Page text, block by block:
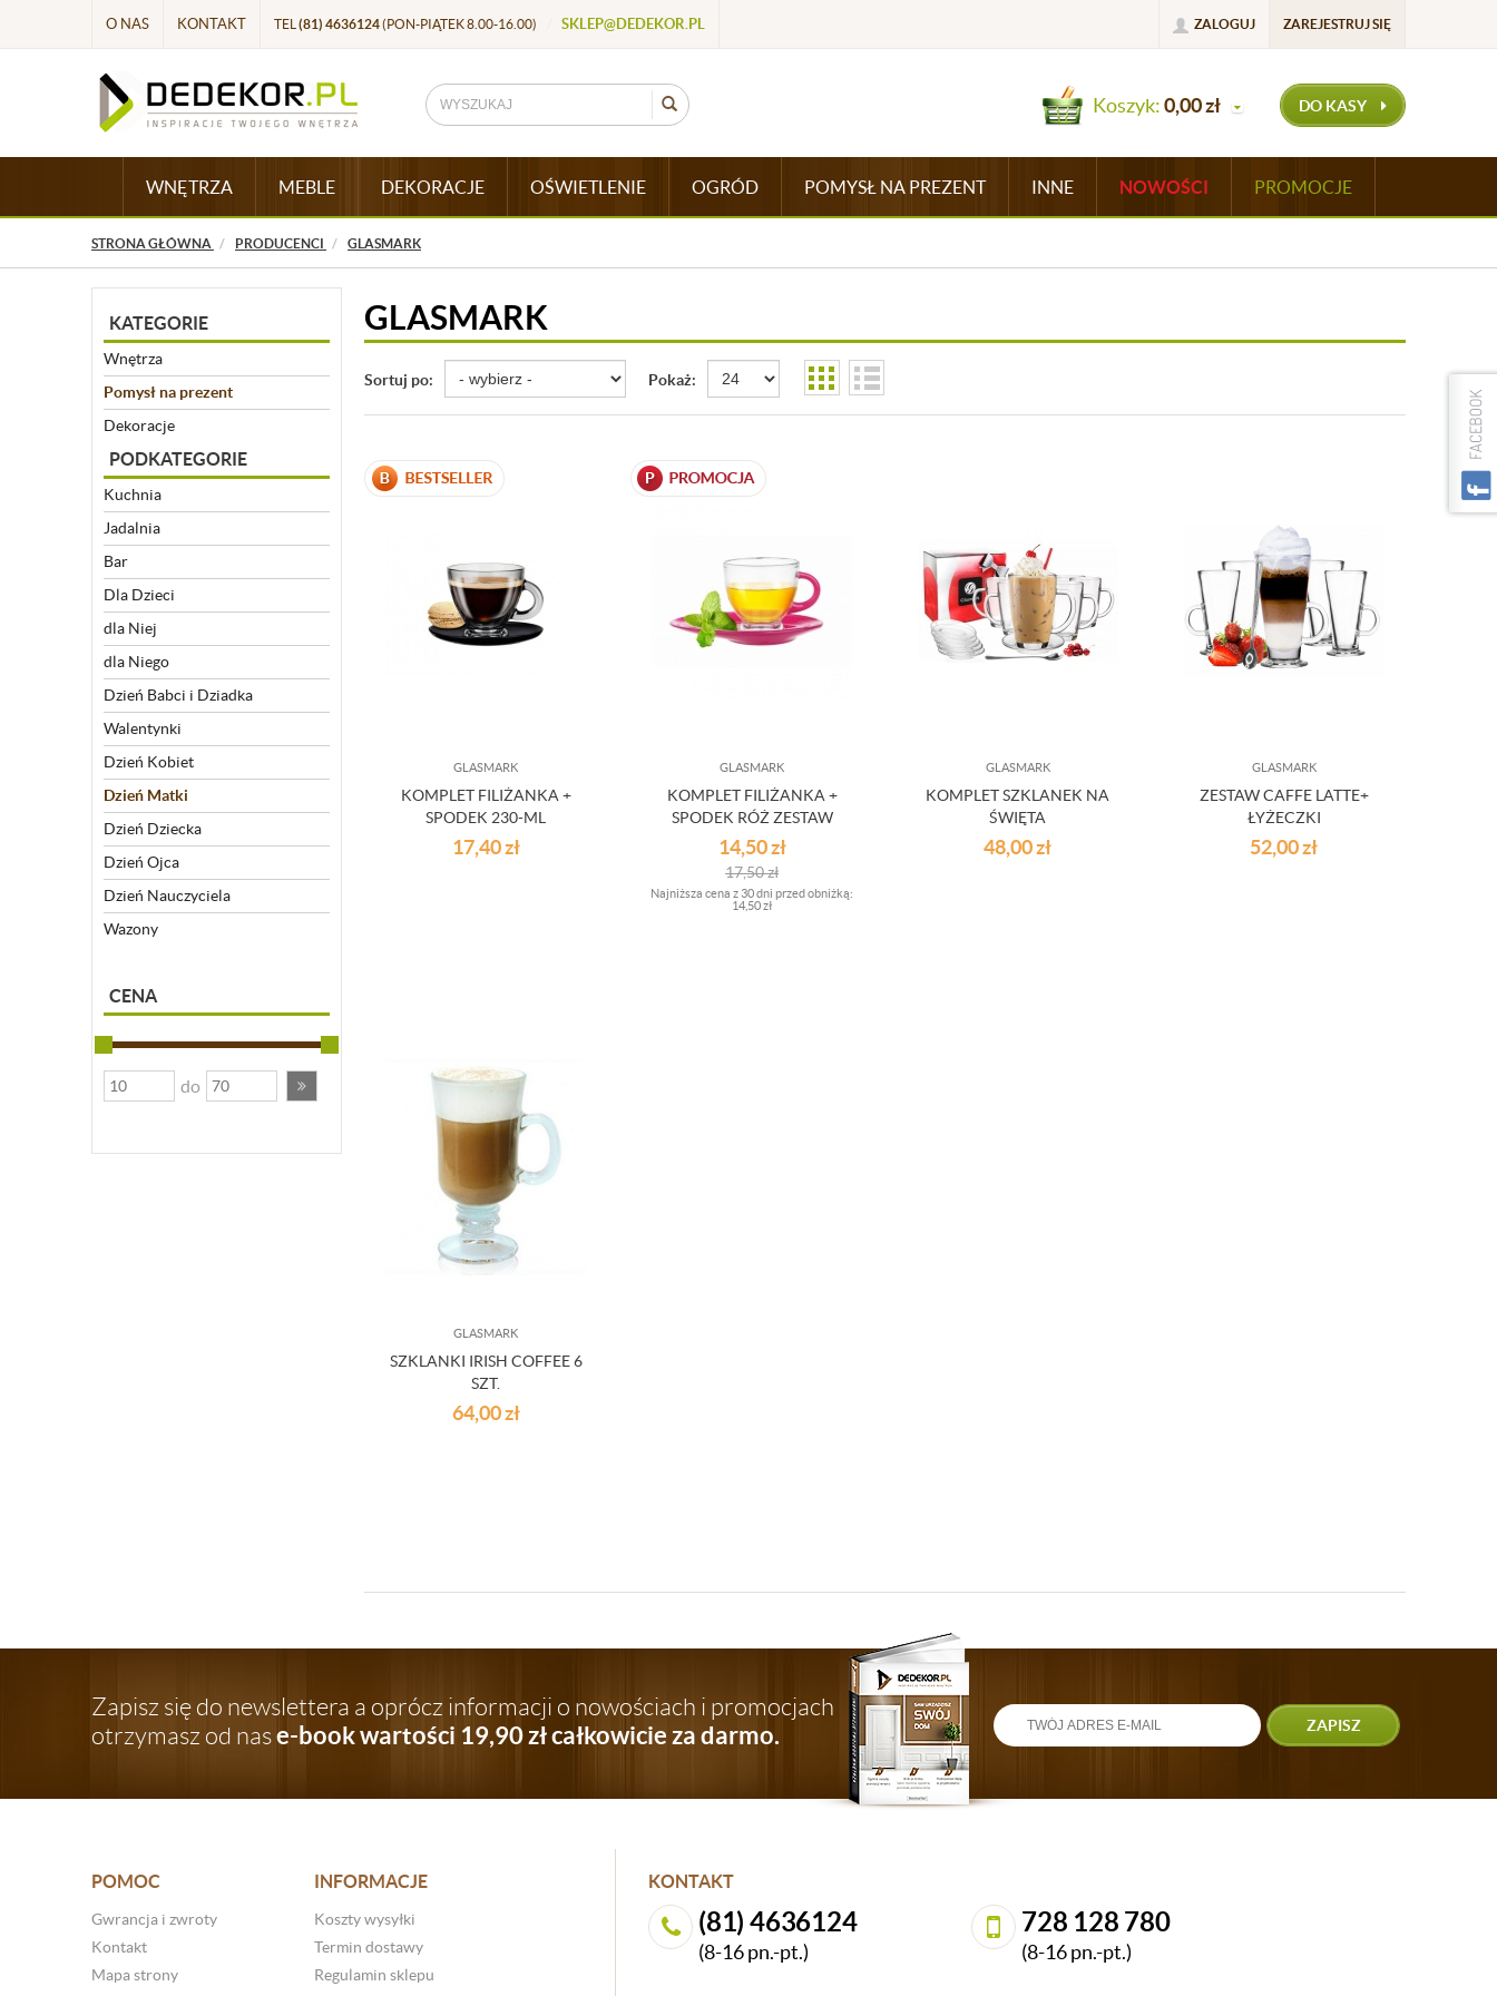
O NAS KONTAKT TEL (81) 4636124(PON-PIĄTEK 8.00-16.00) SKLEP@DEDEKOR.PL ZALOGUJ ZAREJESTRUJ SIĘ
Koszyk:0,00zł DO KASY
WNĘTRZA MEBLE DEKORACJE OŚWIETLENIE OGRÓD POMYSŁ NA PREZENT INNE NOWOŚCI PROMOCJE
STRONA GŁÓWNA PRODUCENCI GLASMARK
KATEGORIE
Wnętrza
Pomysł na prezent
Dekoracje
PODKATEGORIE
Kuchnia
Jadalnia
Bar
Dla Dzieci
dla Niej
dla Niego
Dzień Babci i Dziadka
Walentynki
Dzień Kobiet
Dzień Matki
Dzień Dziecka
Dzień Ojca
Dzień Nauczyciela
Wazony
CENA
do
GLASMARK
Sortuj po: Pokaż:
GLASMARK
KOMPLET FILIŻANKA +
SPODEK 230-ML
17,40zł
GLASMARK
KOMPLET FILIŻANKA +
SPODEK RÓŻ ZESTAW
14,50zł
17,50zł
Najniższa cena z 30 dni przed obniżką:
14,50 zł
GLASMARK
KOMPLET SZKLANEK NA
ŚWIĘTA
48,00zł
GLASMARK
ZESTAW CAFFE LATTE+
ŁYŻECZKI
52,00zł
GLASMARK
SZKLANKI IRISH COFFEE 6
SZT.
64,00zł
Zapisz się do newslettera a oprócz informacji o nowościach i promocjach
otrzymasz od nase-book wartości 19,90 zł całkowicie za darmo. ZAPISZ
POMOC
Gwrancja i zwroty
Kontakt
Mapa strony
INFORMACJE
Koszty wysyłki
Termin dostawy
Regulamin sklepu
KONTAKT
(81) 4636124
(8-16 pn.-pt.)
728 128 780
(8-16 pn.-pt.)